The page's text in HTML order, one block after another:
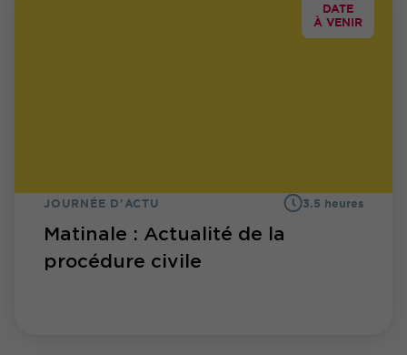
DATE
À VENIR
JOURNÉE D'ACTU 3.5 heures
Matinale : Actualité de la
procédure civile